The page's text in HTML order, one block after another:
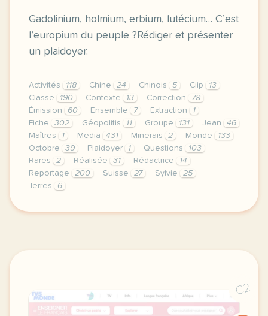
Gadolinium, holmium, erbium, lutécium… C’est
l’europium du peuple ?Rédiger et présenter
un plaidoyer.
Activités 118 Chine 24 Chinois 5 Ciip
13
Classe
190 Contexte 13 Correction
78
Émission
60 Ensemble 7 Extraction
1
Fiche
302 Géopolitis 11 Groupe 131 Jean
46
Maîtres
1 Media 431 Minerais 2 Monde
133
Octobre
39 Plaidoyer 1 Questions
103
Rares
2 Réalisée 31 Rédactrice
14
Reportage
200 Suisse 27 Sylvie
25
Terres
6
le respect de votre vie privee est une priorite
C2